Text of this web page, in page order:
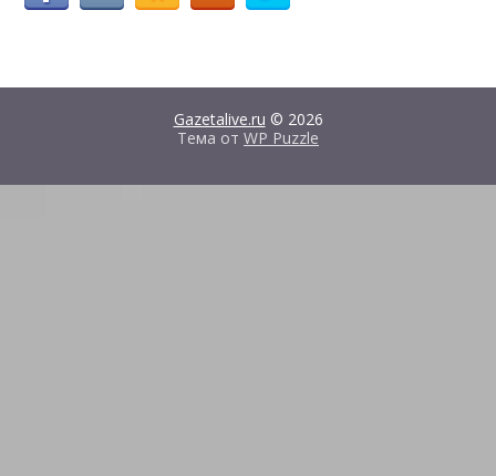
Gazetalive.ru © 2026
Тема от WP Puzzle